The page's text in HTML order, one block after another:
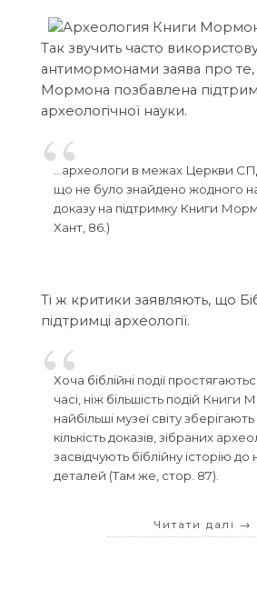
Так звучить часто
антимормонами заява про
Мормона позбавлена
археологічної науки.
...археологи в межах Церкви
що не було знайдено жодного
доказу на підтримку Книги
Хант, 86.)
Ті ж критики заявляють, що
підтримці археології.
Хоча біблійні події
часі, ніж більшість подій Книги
найбільші музеї світу
кількість доказів, зібраних
засвідчують біблійну історію до
деталей (Там же, стор. 87).
Читати далі →